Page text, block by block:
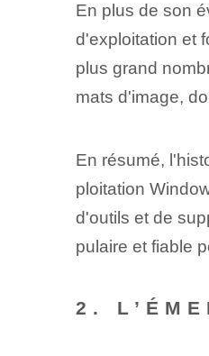
En plus de son
d'exploitation et
plus grand
mats d'image,
En résumé,
ploitation
d'outils et de
pulaire et fiable
2.